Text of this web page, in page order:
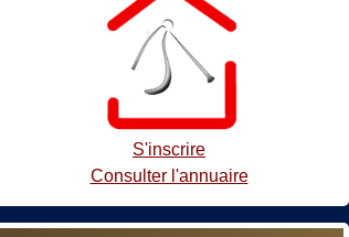
S'inscrire
Consulter l'annuaire